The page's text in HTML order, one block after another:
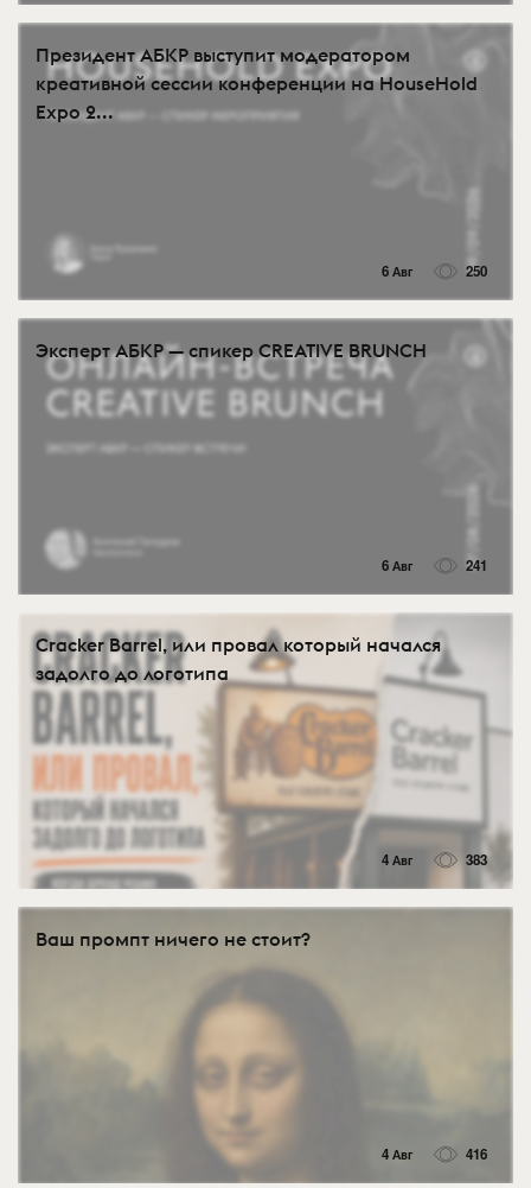
Президент АБКР выступит модератором
креативной сессии конференции на HouseHold
Expo 2...
6 Авг 250
Эксперт АБКР — спикер CREATIVE BRUNCH
6 Авг 241
Cracker Barrel, или провал который начался
задолго до логотипа
4 Авг 383
Ваш промпт ничего не стоит?
4 Авг 416